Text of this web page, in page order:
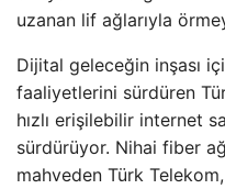
uzanan lif ağlarıyla
Dijital geleceğin inşası
faaliyetlerini sürdüren
hızlı erişilebilir internet
sürdürüyor. Nihai fiber
mahveden Türk